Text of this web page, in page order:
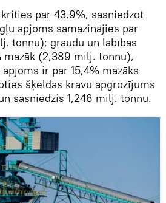
par 43,9%, sasniedzot
apjoms samazinājies par
tonnu); graudu un labības
(2,389 milj. tonnu),
ir par 15,4% mazāks
šķeldas kravu apgrozījums
sasniedzis 1,248 milj. tonnu.